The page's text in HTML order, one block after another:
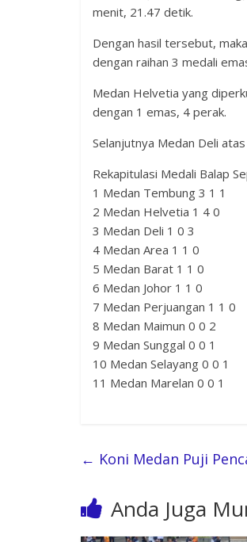
menit, 21.47 detik.
Dengan hasil tersebut,
dengan raihan 3 medali
Medan Helvetia yang
dengan 1 emas, 4 perak.
Selanjutnya Medan Deli
Rekapitulasi Medali Balap
1 Medan Tembung 3 1 1
2 Medan Helvetia 1 4 0
3 Medan Deli 1 0 3
4 Medan Area 1 1 0
5 Medan Barat 1 1 0
6 Medan Johor 1 1 0
7 Medan Perjuangan 1 1 0
8 Medan Maimun 0 0 2
9 Medan Sunggal 0 0 1
10 Medan Selayang 0 0 1
11 Medan Marelan 0 0 1
← Koni Medan Puji
Anda Juga